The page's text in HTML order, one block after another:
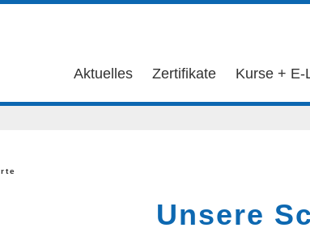
Aktuelles Zertifikate Kurse + E-
Unsere